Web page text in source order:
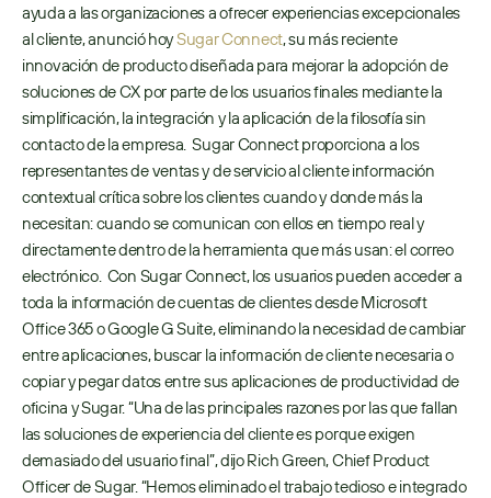
ayuda a las organizaciones a ofrecer experiencias excepcionales
al cliente, anunció hoy Sugar Connect, su más reciente
innovación de producto diseñada para mejorar la adopción de
soluciones de CX por parte de los usuarios finales mediante la
simplificación, la integración y la aplicación de la filosofía sin
contacto de la empresa.  Sugar Connect proporciona a los
representantes de ventas y de servicio al cliente información
contextual crítica sobre los clientes cuando y donde más la
necesitan: cuando se comunican con ellos en tiempo real y
directamente dentro de la herramienta que más usan: el correo
electrónico.  Con Sugar Connect, los usuarios pueden acceder a
toda la información de cuentas de clientes desde Microsoft
Office 365 o Google G Suite, eliminando la necesidad de cambiar
entre aplicaciones, buscar la información de cliente necesaria o
copiar y pegar datos entre sus aplicaciones de productividad de
oficina y Sugar. “Una de las principales razones por las que fallan
las soluciones de experiencia del cliente es porque exigen
demasiado del usuario final”, dijo Rich Green, Chief Product
Officer de Sugar. “Hemos eliminado el trabajo tedioso e integrado